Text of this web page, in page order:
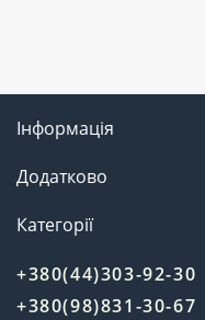
Інформація
Додатково
Категорії
+380(44)303-92-30
+380(98)831-30-67